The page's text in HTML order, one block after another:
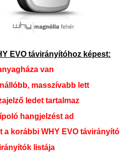
EVO távirányítóhoz képest:
van
masszívabb lett
ledet tartalmaz
hangjelzést ad
korábbi WHY EVO távirányító
listája